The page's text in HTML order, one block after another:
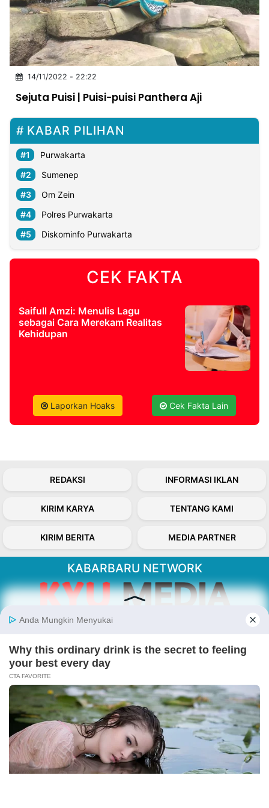
INDONESIA
Partner
NTB
Time
IDN
Jogja
Rakyat
News
Notice
Baru
Follow
Kabarbaru.co
2026
14/11/2022 - 22:22
Sejuta Puisi | Puisi-puisi Panthera Aji
KABAR PILIHAN
Purwakarta
Sumenep
Om Zein
Polres Purwakarta
Diskominfo Purwakarta
CEK FAKTA
Saifull Amzi: Menulis Lagu
sebagai Cara Merekam Realitas
Kehidupan
Laporkan Hoaks Cek Fakta Lain
REDAKSI INFORMASI IKLAN
KIRIM KARYA TENTANG KAMI
KIRIM BERITA MEDIA PARTNER
KABARBARU NETWORK
Kabarbaru.co menyajikan berita aktual dan
inspiratif dari sudut pandang berbaik sangka
Follow Kabarbaru